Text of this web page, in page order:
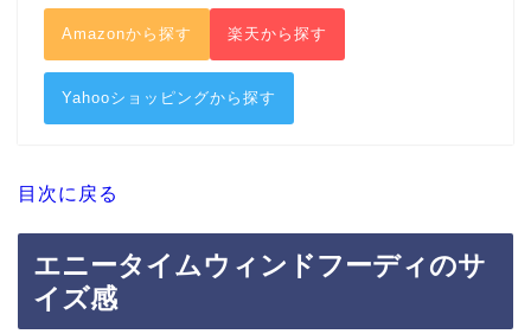
Amazonから探す 楽天から探す
Yahooショッピングから探す
目次に戻る
エニータイムウィンドフーディのサ
イズ感